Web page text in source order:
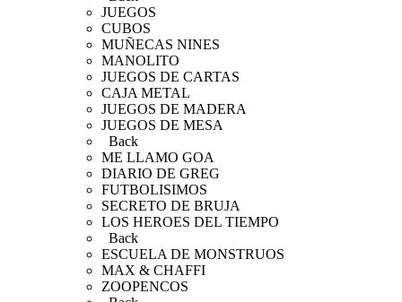
JUEGOS
CUBOS
MUÑECAS NINES
MANOLITO
JUEGOS DE CARTAS
CAJA METAL
JUEGOS DE MADERA
JUEGOS DE MESA
Back
ME LLAMO GOA
DIARIO DE GREG
FUTBOLISIMOS
SECRETO DE BRUJA
LOS HEROES DEL TIEMPO
Back
ESCUELA DE MONSTRUOS
MAX & CHAFFI
ZOOPENCOS